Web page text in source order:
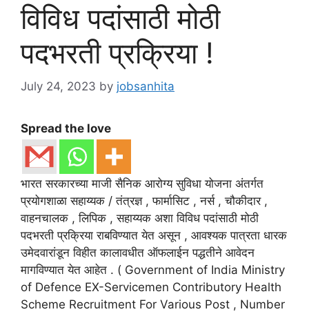
विविध पदांसाठी मोठी
पदभरती प्रक्रिया !
July 24, 2023 by jobsanhita
Spread the love
भारत सरकारच्या माजी सैनिक आरोग्य सुविधा योजना अंतर्गत
प्रयोगशाळा सहाय्यक / तंत्रज्ञ , फार्मासिट , नर्स , चौकीदार ,
वाहनचालक , लिपिक , सहाय्यक अशा विविध पदांसाठी मोठी
पदभरती प्रक्रिया राबविण्यात येत असून , आवश्यक पात्रता धारक
उमेदवारांडून विहीत कालावधीत ऑफलाईन पद्धतीने आवेदन
मागविण्यात येत आहेत . ( Government of India Ministry
of Defence EX-Servicemen Contributory Health
Scheme Recruitment For Various Post , Number